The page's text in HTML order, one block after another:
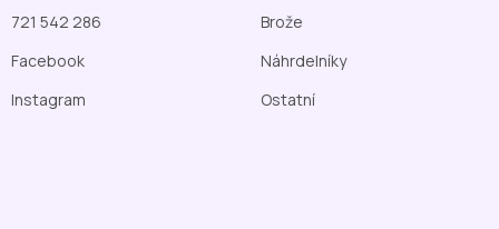
721 542 286
Facebook
Instagram
Brože
Náhrdelníky
Ostatní